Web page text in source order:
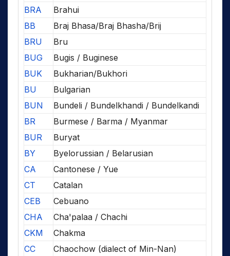
BRA
Brahui
BB
Braj Bhasa/Braj Bhasha/Brij
BRU
Bru
BUG
Bugis / Buginese
BUK
Bukharian/Bukhori
BU
Bulgarian
BUN
Bundeli / Bundelkhandi / Bundelkandi
BR
Burmese / Barma / Myanmar
BUR
Buryat
BY
Byelorussian / Belarusian
CA
Cantonese / Yue
CT
Catalan
CEB
Cebuano
CHA
Cha'palaa / Chachi
CKM
Chakma
CC
Chaochow (dialect of Min-Nan)